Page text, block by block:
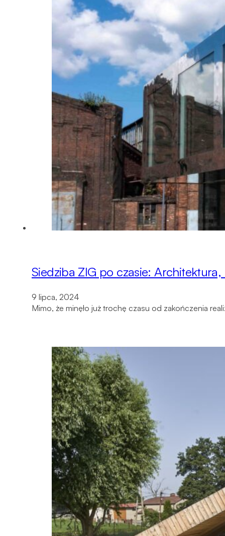
Siedziba ZIG po czasie:
9 lipca, 2024
Mimo, że minęło już trochę czasu od zakończenia